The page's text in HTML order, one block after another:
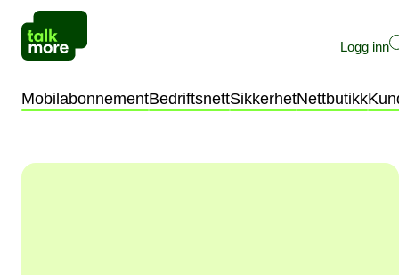
Logg inn
MobilabonnementBedriftsnettSikkerhetNettbutikk